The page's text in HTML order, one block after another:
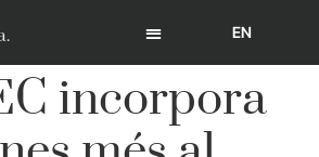
EN
incorpora